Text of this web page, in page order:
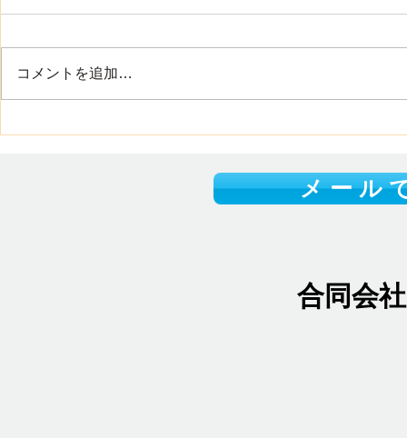
ワイ・トラストの渡辺です 8月に
ています こまめな水分補給や適
度な休憩を取りながら、無理のな
の場所で違った夏の魅力を楽しむ
ことができます また、県内各地
集合住宅用
コメントを追加…
メ ー ル
合同会